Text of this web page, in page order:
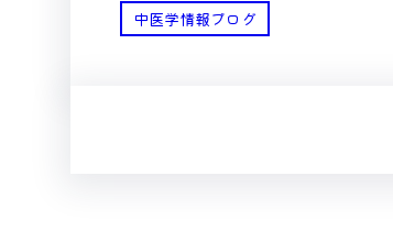
中医学情報ブログ